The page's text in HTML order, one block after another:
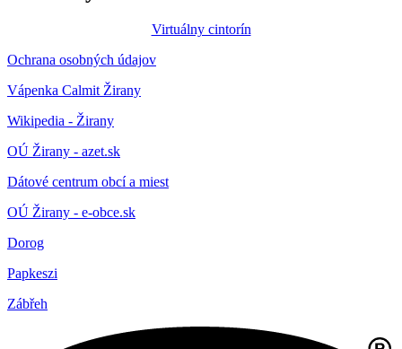
Virtuálny cintorín
Ochrana osobných údajov
Vápenka Calmit Žirany
Wikipedia - Žirany
OÚ Žirany - azet.sk
Dátové centrum obcí a miest
OÚ Žirany - e-obce.sk
Dorog
Papkeszi
Zábřeh